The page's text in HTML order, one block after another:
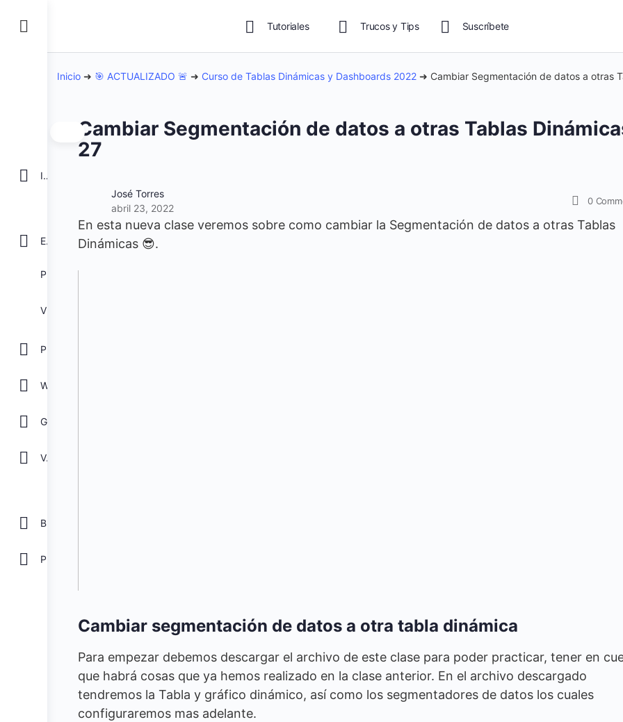
INICIO
EXCEL
VBA para Macros
GOOGLE
Ver todos
Biblioteca
Tutoriales Trucos y Tips Suscríbete
Inicio ➜ 🎯 ACTUALIZADO 🚨 ➜ Curso de Tablas Dinámicas y Dashboards 2022 ➜ Cambiar Segmentación de datos a otras
Cambiar Segmentación de datos a otras Tablas
27
José Torres
abril 23, 2022
0
En esta nueva clase veremos sobre como cambiar la Segmentación de datos a otras Tablas
Dinámicas 😎.
Cambiar segmentación de datos a otra tabla dinámica
Para empezar debemos descargar el archivo de este clase para poder practicar, tener en
que habrá cosas que ya hemos realizado en la clase anterior. En el archivo descargado
tendremos la Tabla y gráfico dinámico, así como los segmentadores de datos los cuales
configuraremos mas adelante.